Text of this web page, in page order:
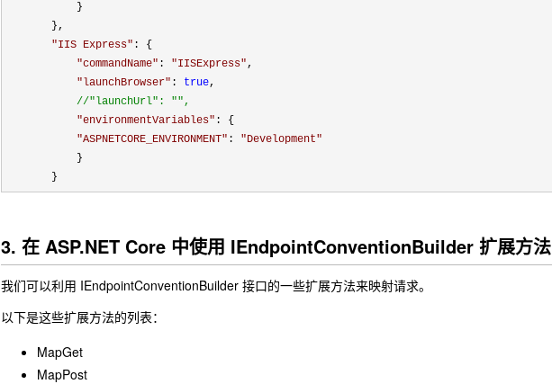
        }
    },
"IIS Express" : {
"commandName" : "IISExpress",
" launchBrowser" : true,
//"launchUrl": "",
"environmentVariables" : {
"ASPNETCORE_ENVIRONMENT" : "Development"
        }
    }
3. 在 ASP.NET Core 中使用 IEndpointConventionBuilder 扩展方法
我们可以利用 IEndpointConventionBuilder 接口的一些扩展方法来映射请求。
以下是这些扩展方法的列表：
MapGet
MapPost